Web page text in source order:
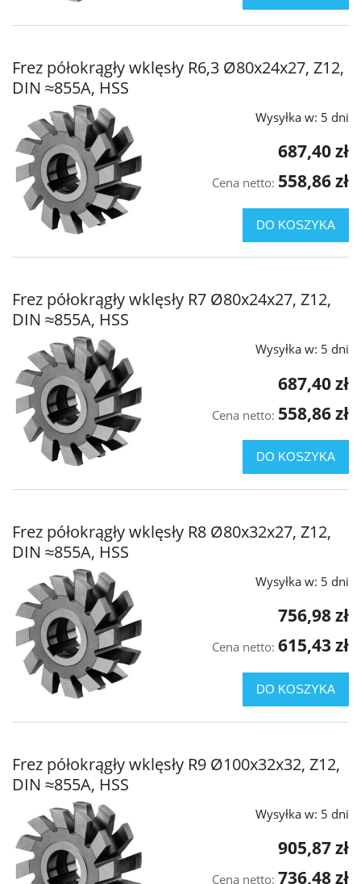
Frez półokrągły wklęsły R6,3 Ø80x24x27, Z12,
DIN ≈855A, HSS
Wysyłka w: 5 dni
687,40 zł
Cena netto: 558,86 zł
DO KOSZYKA
Frez półokrągły wklęsły R7 Ø80x24x27, Z12,
DIN ≈855A, HSS
Wysyłka w: 5 dni
687,40 zł
Cena netto: 558,86 zł
DO KOSZYKA
Frez półokrągły wklęsły R8 Ø80x32x27, Z12,
DIN ≈855A, HSS
Wysyłka w: 5 dni
756,98 zł
Cena netto: 615,43 zł
DO KOSZYKA
Frez półokrągły wklęsły R9 Ø100x32x32, Z12,
DIN ≈855A, HSS
Wysyłka w: 5 dni
905,87 zł
Cena netto: 736,48 zł